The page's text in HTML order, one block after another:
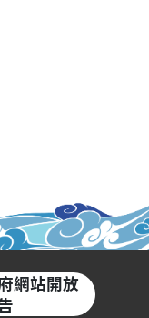
網站開放